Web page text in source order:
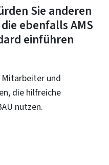
Sie anderen
ebenfalls AMS
einführen
Mitarbeiter und
die hilfreiche
nutzen.